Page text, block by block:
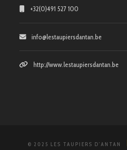
+32(0)491 527 100
info@lestaupiersdantan.be
http://www.lestaupiersdantan.be
© 2025 LES TAUPIERS D'ANTAN